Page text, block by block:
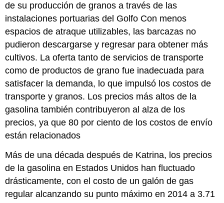
de su producción de granos a través de las
instalaciones portuarias del Golfo Con menos
espacios de atraque utilizables, las barcazas no
pudieron descargarse y regresar para obtener más
cultivos. La oferta tanto de servicios de transporte
como de productos de grano fue inadecuada para
satisfacer la demanda, lo que impulsó los costos de
transporte y granos. Los precios más altos de la
gasolina también contribuyeron al alza de los
precios, ya que 80 por ciento de los costos de envío
están relacionados
Más de una década después de Katrina, los precios
de la gasolina en Estados Unidos han fluctuado
drásticamente, con el costo de un galón de gas
regular alcanzando su punto máximo en 2014 a 3.71